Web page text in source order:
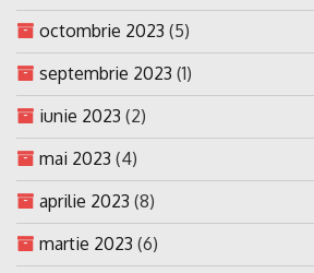
octombrie 2023 (5)
septembrie 2023 (1)
iunie 2023 (2)
mai 2023 (4)
aprilie 2023 (8)
martie 2023 (6)